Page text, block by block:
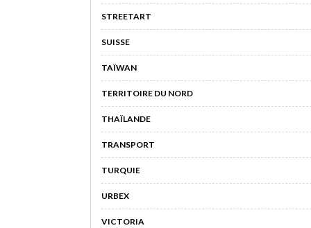
STREETART
SUISSE
TAÏWAN
TERRITOIRE DU NORD
THAÏLANDE
TRANSPORT
TURQUIE
URBEX
VICTORIA